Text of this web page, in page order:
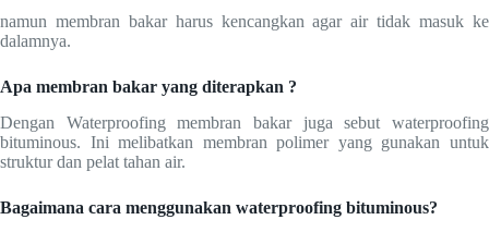
namun membran bakar harus kencangkan agar air tidak masuk ke
dalamnya.
Apa membran bakar yang diterapkan ?
Dengan Waterproofing membran bakar juga sebut waterproofing
bituminous. Ini melibatkan membran polimer yang gunakan untuk
struktur dan pelat tahan air.
Bagaimana cara menggunakan waterproofing bituminous?